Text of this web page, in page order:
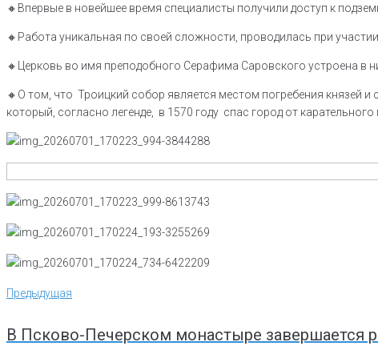
🔸️Впервые в новейшее время специалисты получили доступ к
🔸️Работа уникальная по своей сложности, проводилась при
🔸️Церковь во имя преподобного Серафима Саровского устроена в
🔸️О том, что Троицкий собор является местом погребения князей
который, согласно легенде, в 1570 году спас город от
Навигация
записям
Предыдущая
Предыдущая
В Псково-Печерском монастыре завершается